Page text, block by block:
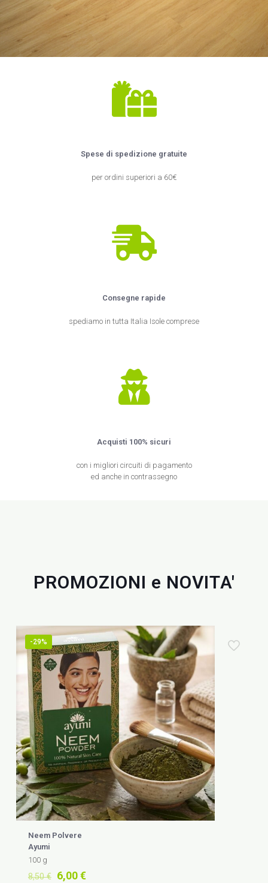
Spese di spedizione gratuite
per ordini superiori a 60€
Consegne rapide
spediamo in tutta Italia Isole comprese
Acquisti 100% sicuri
con i migliori circuiti di pagamento
ed anche in contrassegno
PROMOZIONI e NOVITA'
-29%
Neem Polvere
Ayumi
100 g
8,50€ Il
6,00€Il